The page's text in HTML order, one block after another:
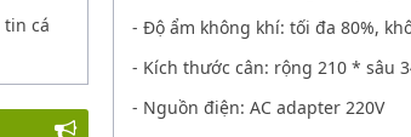
- Độ ẩm không khí: tối đa 80%,
- Kích thước cân: rộng 210 * sâu
- Nguồn điện: AC adapter 220V
tin cá